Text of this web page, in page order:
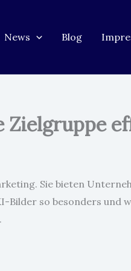
News Blog
Zielgruppe
Sie bieten
Bilder so besonders und